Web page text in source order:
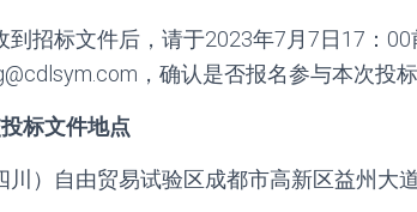
到招标文件后，请于2023年7月7日17：
，确认是否报名参与本次投标
标文件地点
川）自由贸易试验区成都市高新区益州大